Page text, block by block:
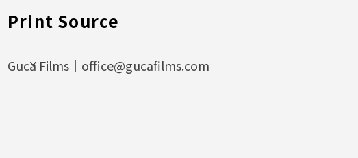
Print Source
Guča Films｜office@gucafilms.com